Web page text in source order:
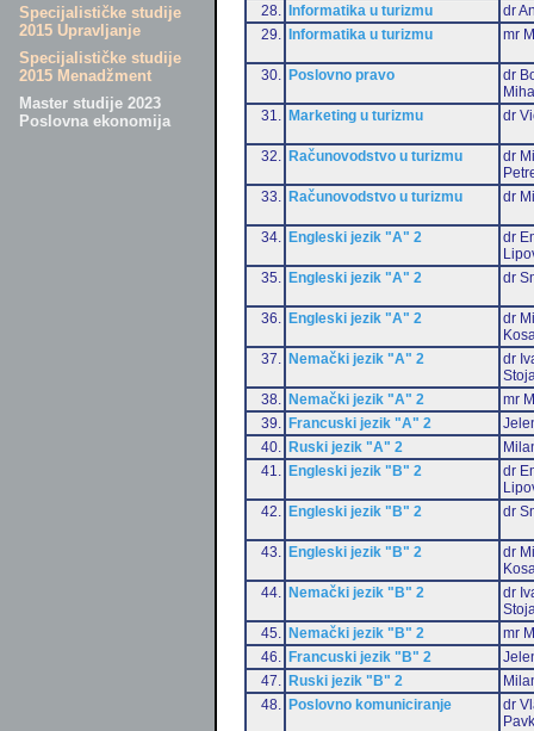
Specijalističke studije
2015 Upravljanje
Specijalističke studije
2015 Menadžment
Master studije 2023
Poslovna ekonomija
28.
Informatika u turizmu
dr
29.
Informatika u turizmu mr
30. Poslovno pravo
dr
31.
Marketing u turizmu dr
32. Računovodstvo u turizmu
dr
33.
Računovodstvo u turizmu dr
34. Engleski jezik "A" 2
dr
35.
Engleski jezik "A" 2 dr
36. Engleski jezik "A" 2
dr
37.
Nemački jezik "A" 2
dr
38.
Nemački jezik "A" 2
mr
39.
Francuski jezik "A" 2
40.
Ruski jezik "A" 2
41.
Engleski jezik "B" 2
dr
42.
Engleski jezik "B" 2 dr
43. Engleski jezik "B" 2
dr
44.
Nemački jezik "B" 2
dr
45.
Nemački jezik "B" 2
mr
46.
Francuski jezik "B" 2
47.
Ruski jezik "B" 2
48.
Poslovno komuniciranje
dr